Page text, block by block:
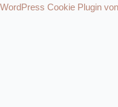
WordPress Cookie Plugin